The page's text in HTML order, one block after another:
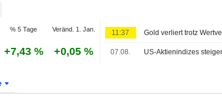
% 5 Tage Veränd. 1. Jan.
+7,43 % +0,05 %
11:37
07.08.